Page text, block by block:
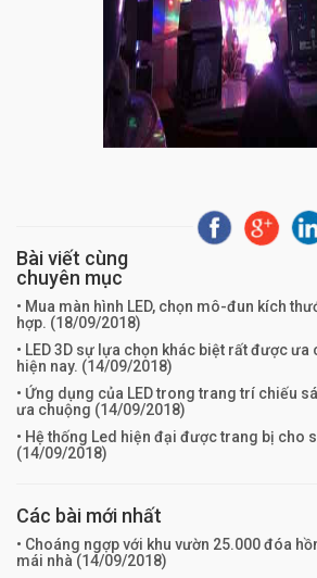
Bài viết cùng
chuyên mục
• Mua màn hình LED, chọn mô-đun kích
hợp. (18/09/2018)
• LED 3D sự lựa chọn khác biệt rất được
hiện nay. (14/09/2018)
• Ứng dụng của LED trong trang trí chiếu
ưa chuộng (14/09/2018)
• Hệ thống Led hiện đại được trang bị cho
(14/09/2018)
Các bài mới nhất
• Choáng ngợp với khu vườn 25.000 đóa
mái nhà (14/09/2018)